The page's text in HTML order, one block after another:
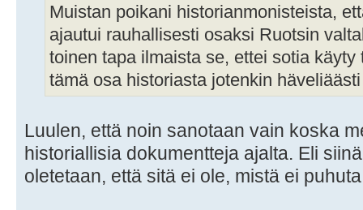
Muistan poikani historianmonisteista,
ajautui rauhallisesti osaksi Ruotsin
toinen tapa ilmaista se, ettei sotia
tämä osa historiasta jotenkin
Luulen, että noin sanotaan vain koska
historiallisia dokumentteja ajalta. Eli
oletetaan, että sitä ei ole, mistä ei